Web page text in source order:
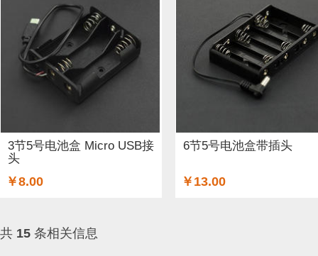
3节5号电池盒 Micro USB接
头
￥8.00
6节5号电池盒带插头
￥13.00
共 15 条相关信息